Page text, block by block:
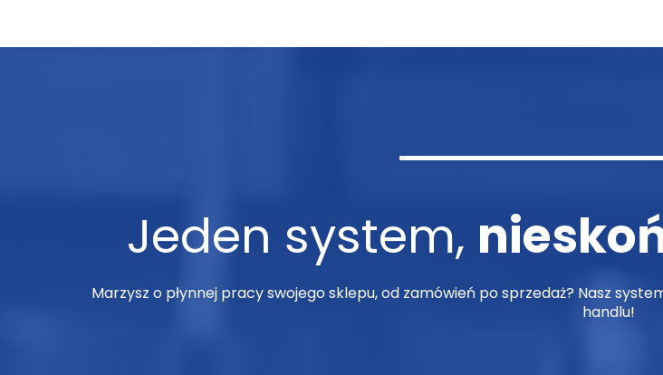
Jeden system,
Marzysz o płynnej pracy swojego sklepu, od zamówień po sprzedaż? Nasz
handlu!